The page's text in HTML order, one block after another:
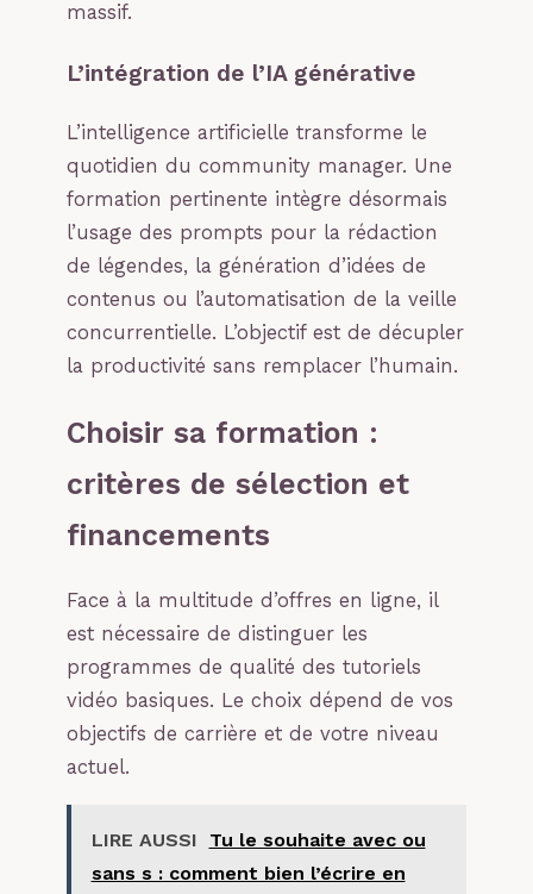
massif.
L’intégration de l’IA générative
L’intelligence artificielle transforme le
quotidien du community manager. Une
formation pertinente intègre désormais
l’usage des prompts pour la rédaction
de légendes, la génération d’idées de
contenus ou l’automatisation de la veille
concurrentielle. L’objectif est de décupler
la productivité sans remplacer l’humain.
Choisir sa formation :
critères de sélection et
financements
Face à la multitude d’offres en ligne, il
est nécessaire de distinguer les
programmes de qualité des tutoriels
vidéo basiques. Le choix dépend de vos
objectifs de carrière et de votre niveau
actuel.
LIRE AUSSI
Tu le souhaite avec ou
sans s : comment bien l’écrire en